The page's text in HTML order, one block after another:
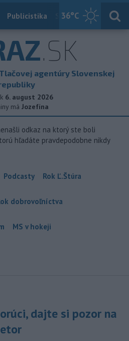
36°C
Publicistika Slovensko
.SK
agentúry Slovenskej
6. august 2026
má Jozefína
odkaz na ktorý ste boli
hľadáte pravdepodobne nikdy
Podcasty Rok Ľ.Štúra
dobrovoľníctva
MS v hokeji
dajte si pozor na